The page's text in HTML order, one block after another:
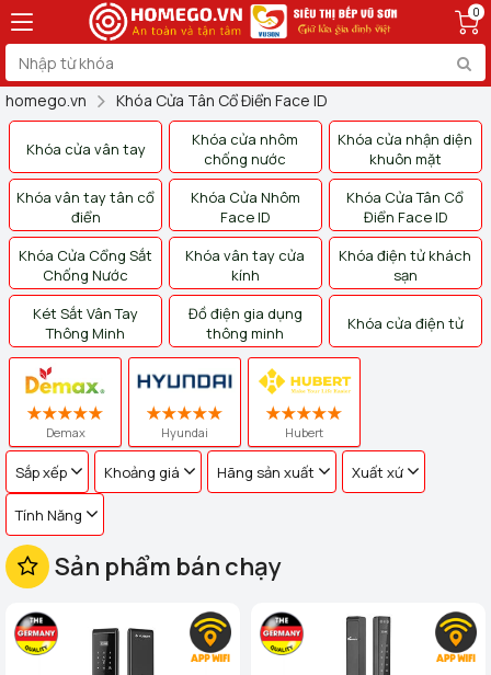
0
homego.vn Khóa Cửa Tân Cổ Điển Face ID
Khóa cửa vân tay
Khóa cửa nhôm
chống nước
Khóa cửa nhận diện
khuôn mặt
Khóa vân tay tân cổ
điển
Khóa Cửa Nhôm
Face ID
Khóa Cửa Tân Cổ
Điển Face ID
Khóa Cửa Cổng Sắt
Chống Nước
Khóa vân tay cửa
kính
Khóa điện tử khách
sạn
Két Sắt Vân Tay
Thông Minh
Đồ điện gia dụng
thông minh
Khóa cửa điện tử
Demax Hyundai Hubert
Sắp xếp Khoảng giá Hãng sản xuất Xuất xứ
Tính Năng
Sản phẩm bán chạy